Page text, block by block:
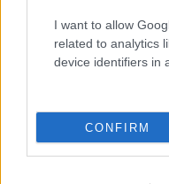
I want to allow
related to analytics
device identifiers in
CONFIRM